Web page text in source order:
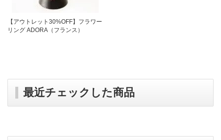
【アウトレット30%OFF】フラワー
リング ADORA（フランス）
最近チェックした商品